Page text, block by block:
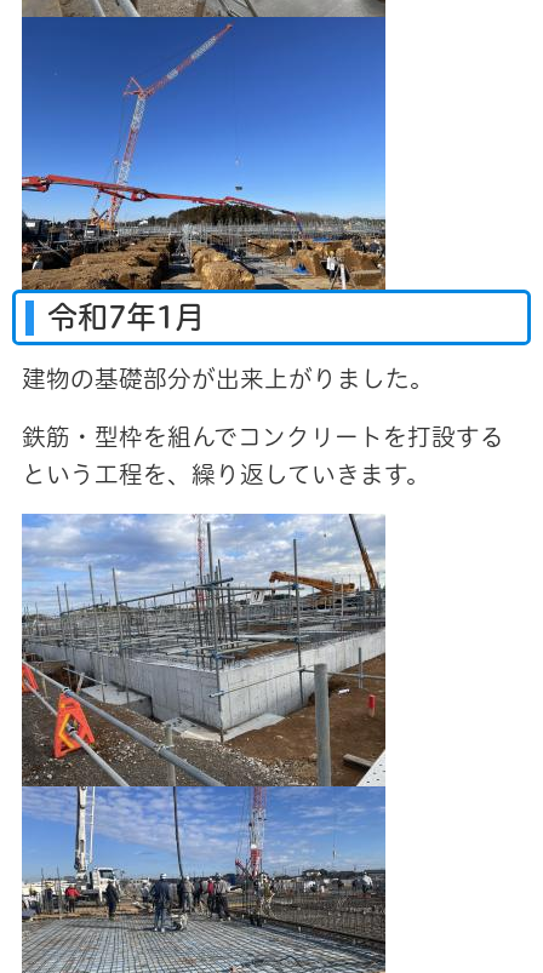
令和7年1月
建物の基礎部分が出来上がりました。
鉄筋・型枠を組んでコンクリートを打設する
という工程を、繰り返していきます。